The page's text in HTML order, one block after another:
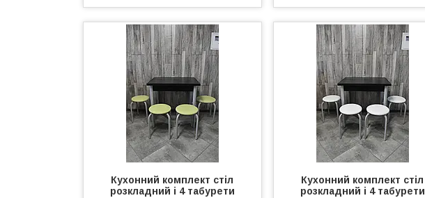
Кухонний комплект стіл
розкладний і 4 табурети
Кухонний комплект стіл
розкладний і 4 табурети